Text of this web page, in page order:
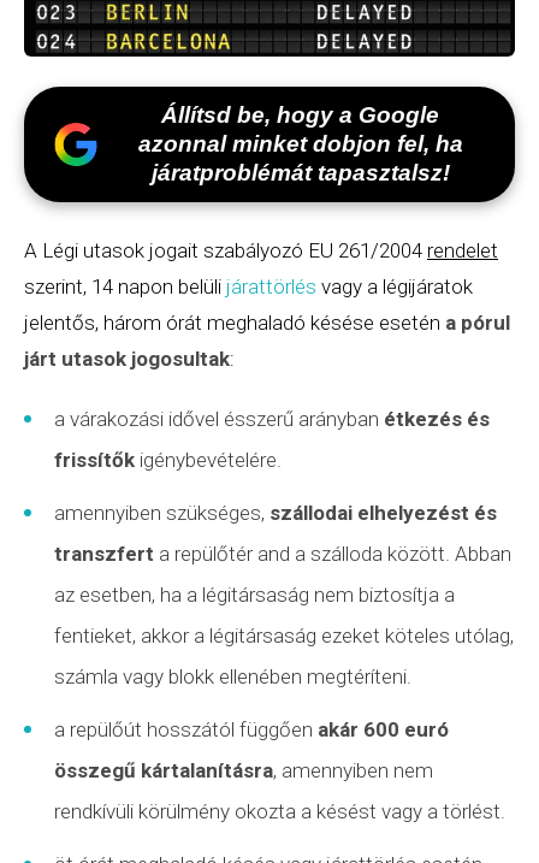
Állítsd be, hogy a Google
azonnal minket dobjon fel, ha
járatproblémát tapasztalsz!
A Légi utasok jogait szabályozó EU 261/2004 rendelet
szerint, 14 napon belüli járattörlés vagy a légijáratok
jelentős, három órát meghaladó késése esetén a pórul
járt utasok jogosultak:
a várakozási idővel ésszerű arányban étkezés és
frissítők igénybevételére.
amennyiben szükséges, szállodai elhelyezést és
transzfert a repülőtér and a szálloda között. Abban
az esetben, ha a légitársaság nem biztosítja a
fentieket, akkor a légitársaság ezeket köteles utólag,
számla vagy blokk ellenében megtéríteni.
a repülőút hosszától függően akár 600 euró
összegű kártalanításra, amennyiben nem
rendkívüli körülmény okozta a késést vagy a törlést.